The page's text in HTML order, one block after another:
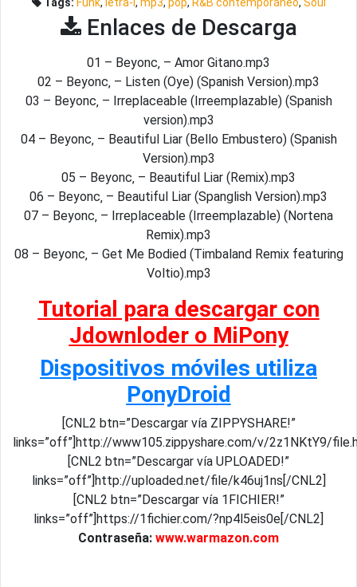
Enlaces de Descarga
01 – Beyonc‚ – Amor Gitano.mp3
02 – Beyonc‚ – Listen (Oye) (Spanish Version).mp3
03 – Beyonc‚ – Irreplaceable (Irreemplazable) (Spanish
version).mp3
04 – Beyonc‚ – Beautiful Liar (Bello Embustero) (Spanish
Version).mp3
05 – Beyonc‚ – Beautiful Liar (Remix).mp3
06 – Beyonc‚ – Beautiful Liar (Spanglish Version).mp3
07 – Beyonc‚ – Irreplaceable (Irreemplazable) (Nortena
Remix).mp3
08 – Beyonc‚ – Get Me Bodied (Timbaland Remix featuring
Voltio).mp3
Tutorial para descargar con
Jdownloder o MiPony
Dispositivos móviles utiliza
PonyDroid
[CNL2 btn=”Descargar vía ZIPPYSHARE!”
links=”off”]http://www105.zippyshare.com/v/2z1NKtY9/
[CNL2 btn=”Descargar vía UPLOADED!”
links=”off”]http://uploaded.net/file/k46uj1ns[/CNL2]
[CNL2 btn=”Descargar vía 1FICHIER!”
links=”off”]https://1fichier.com/?np4l5eis0e[/CNL2]
Contraseña: www.warmazon.com